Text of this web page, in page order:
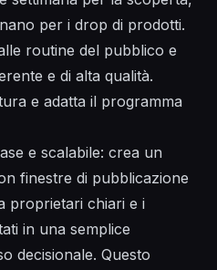
per i drop di prodotti.
routine del pubblico e
e di alta qualità.
e adatta il programma
e scalabile: crea un
finestre di pubblicazione
proprietari chiari e i
in una semplice
decisionale. Questo